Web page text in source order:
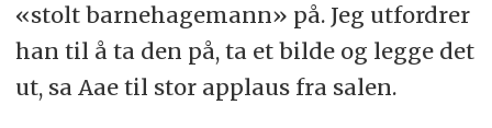
«stolt barnehagemann» på. Jeg utfordrer
han til å ta den på, ta et bilde og legge det
ut, sa Aae til stor applaus fra salen.